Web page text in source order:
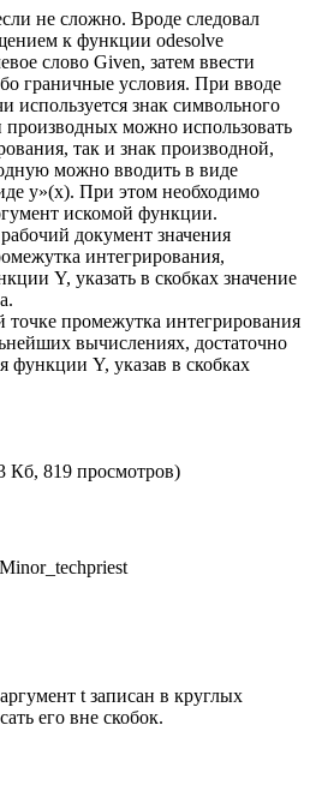
не сложно. Вроде следовал
к функции odesolve
слово Given, затем ввести
граничные условия. При вводе
используется знак символьного
производных можно использовать
так и знак производной,
можно вводить в виде
y»(x). При этом необходимо
искомой функции.
документ значения
интегрирования,
Y, указать в скобках значение
промежутка интегрирования
вычислениях, достаточно
функции Y, указав в скобках
Кб, 819 просмотров)
t записан в круглых
его вне скобок.